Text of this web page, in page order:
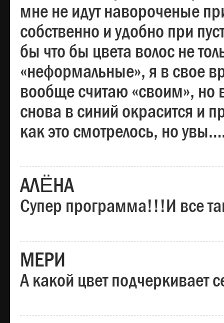
мне не идут навороченые
собственно и удобно при
бы что бы цвета волос не
«неформальные», я в свое
вообще считаю «своим», но
снова в синий окрасится и
как это смотрелось, но
АЛЁНА
Супер программа!!!И все
МЕРИ
А какой цвет подчеркивает